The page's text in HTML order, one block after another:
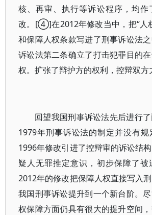
核、再审、执行等诉讼程序，均作
改。[④]在2012年修改当中，把“人
和保障人权条款写进了刑事诉讼法
诉讼法第二条确立了打击犯罪目的
权。扩张了辩护方的权利，控辩双方
回望我国刑事诉讼法先后进行
1979年刑事诉讼法的制定并没有
1996年修改引进了控辩审的诉讼结
疑人无罪推定意识，初步保障了被
2012年的修改把保障人权直接写入
我国刑事诉讼提升到一个新台阶。
权保障方面仍具有很大的提升空间